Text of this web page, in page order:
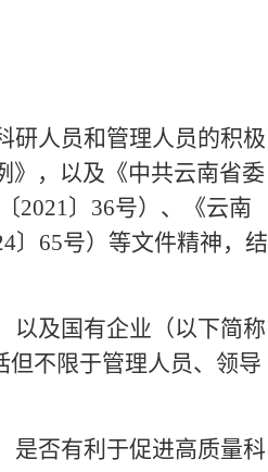
研人员和管理人员的积极
》，以及《中共云南省委
2021〕36号）、《云南
〕65号）等文件精神，结
以及国有企业（以下简称
但不限于管理人员、领导
是否有利于促进高质量科